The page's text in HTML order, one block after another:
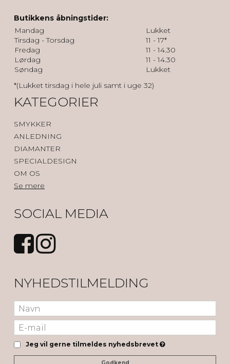
Butikkens åbningstider:
Mandag
Lukket
Tirsdag - Torsdag
11 - 17*
Fredag
11 - 14.30
Lørdag
11 - 14.30
Søndag
Lukket
*(Lukket tirsdag i hele juli samt i uge 32)
KATEGORIER
SMYKKER
ANLEDNING
DIAMANTER
SPECIALDESIGN
OM OS
Se mere
SOCIAL MEDIA
NYHEDSTILMELDING
Jeg vil gerne tilmeldes nyhedsbrevet
Godkend